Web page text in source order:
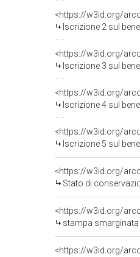
<https://w3id.org/
Iscrizione 2 sul
<https://w3id.org/
Iscrizione 3 sul
<https://w3id.org/
Iscrizione 4 sul
<https://w3id.org/
Iscrizione 5 sul
<https://w3id.org/
Stato di
<https://w3id.org/
stampa smarginata
<https://w3id.org/